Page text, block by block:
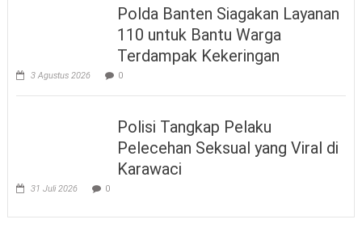
Polda Banten Siagakan Layanan
110 untuk Bantu Warga
Terdampak Kekeringan
3 Agustus 2026 0
Polisi Tangkap Pelaku
Pelecehan Seksual yang Viral di
Karawaci
31 Juli 2026 0